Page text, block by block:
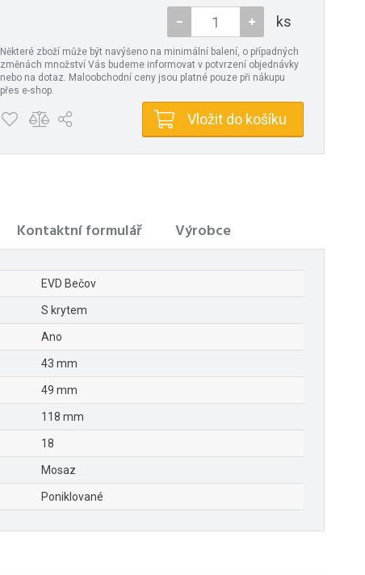
ks
Některé zboží může být navýšeno na minimální balení, o případných
změnách množství Vás budeme informovat v potvrzení objednávky
nebo na dotaz. Maloobchodní ceny jsou platné pouze při nákupu
přes e-shop.
Vložit do košíku
Kontaktní formulář Výrobce
EVD Bečov
S krytem
Ano
43 mm
49 mm
118 mm
18
Mosaz
Poniklované